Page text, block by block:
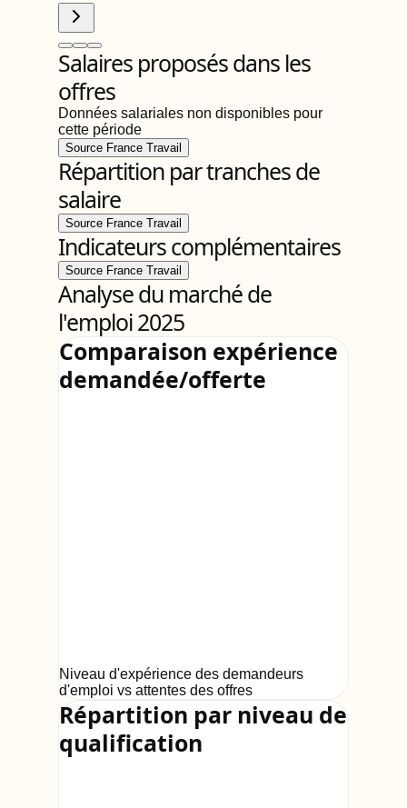
Salaires proposés dans les
offres
Données salariales non disponibles pour
cette période
Source France Travail
Répartition par tranches de
salaire
Source France Travail
Indicateurs complémentaires
Source France Travail
Analyse du marché de
l'emploi 2025
Comparaison expérience
demandée/offerte
Niveau d'expérience des demandeurs
d'emploi vs attentes des offres
Répartition par niveau de
qualification